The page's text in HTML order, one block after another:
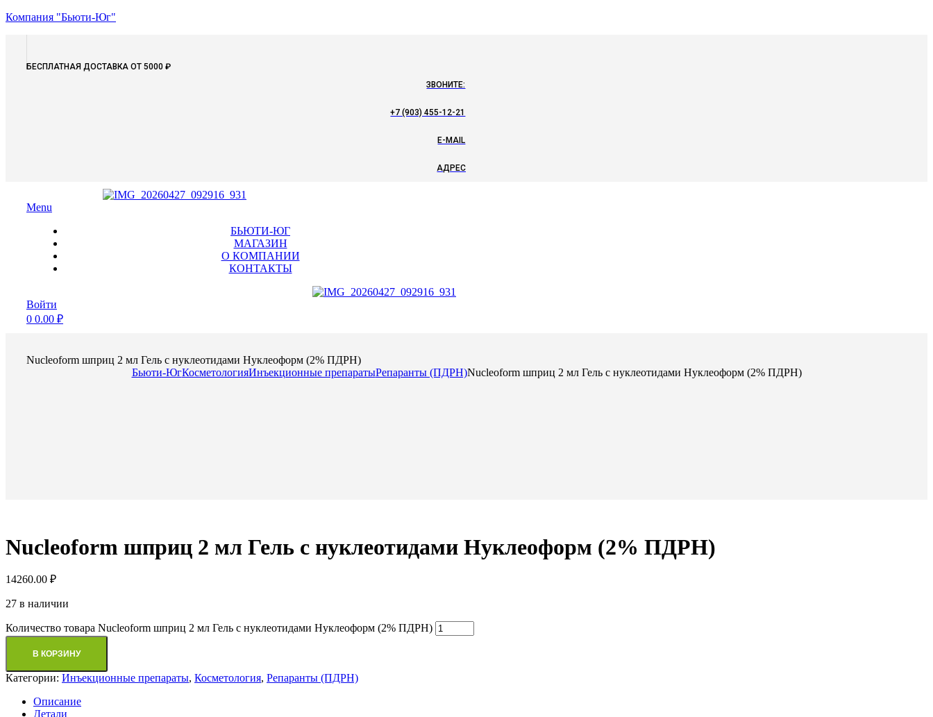
Компания "Бьюти-Юг"
БЕСПЛАТНАЯ ДОСТАВКА ОТ 5000 ₽
ЗВОНИТЕ:
+7 (903) 455-12-21
E-MAIL
АДРЕС
Menu
БЬЮТИ-ЮГ
МАГАЗИН
О КОМПАНИИ
КОНТАКТЫ
Войти
0 0.00 ₽
Nucleoform шприц 2 мл Гель с нуклеотидами Нуклеоформ (2% ПДРН)
Бьюти-ЮгКосметологияИнъекционные препаратыРепаранты (ПДРН)Nucleoform шприц 2 мл Гель с нуклеотидами Нуклеоформ (2% ПДРН)
Nucleoform шприц 2 мл Гель с нуклеотидами Нуклеоформ (2% ПДРН)
14260.00 ₽
27 в наличии
Количество товара Nucleoform шприц 2 мл Гель с нуклеотидами Нуклеоформ (2% ПДРН)
В КОРЗИНУ
Категории: Инъекционные препараты, Косметология, Репаранты (ПДРН)
Описание
Детали